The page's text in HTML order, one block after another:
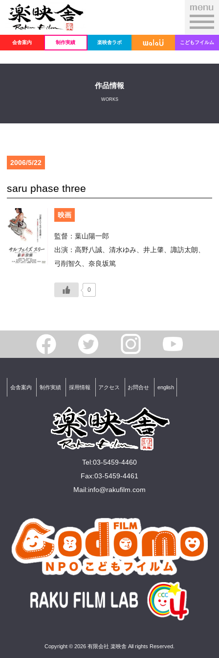
会舎案内 制作実績 楽映舎ラボ こどもフイルム
作品情報
WORKS
2006/5/22
saru phase three
映画
監督：葉山陽一郎
出演：高野八誠、清水ゆみ、井上肇、諏訪太朗、
弓削智久、奈良坂篤
0
会舎案内 制作実績 採用情報 アクセス お問合せ english
Tel:03-5459-4460
Fax:03-5459-4461
Mail:info@rakuﬁlm.com
Copyright © 2026 有限会社 楽映舎 All rights Reserved.